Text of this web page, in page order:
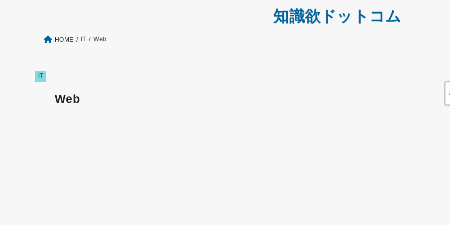
知識欲ドットコム
HOME IT Web
IT
Web